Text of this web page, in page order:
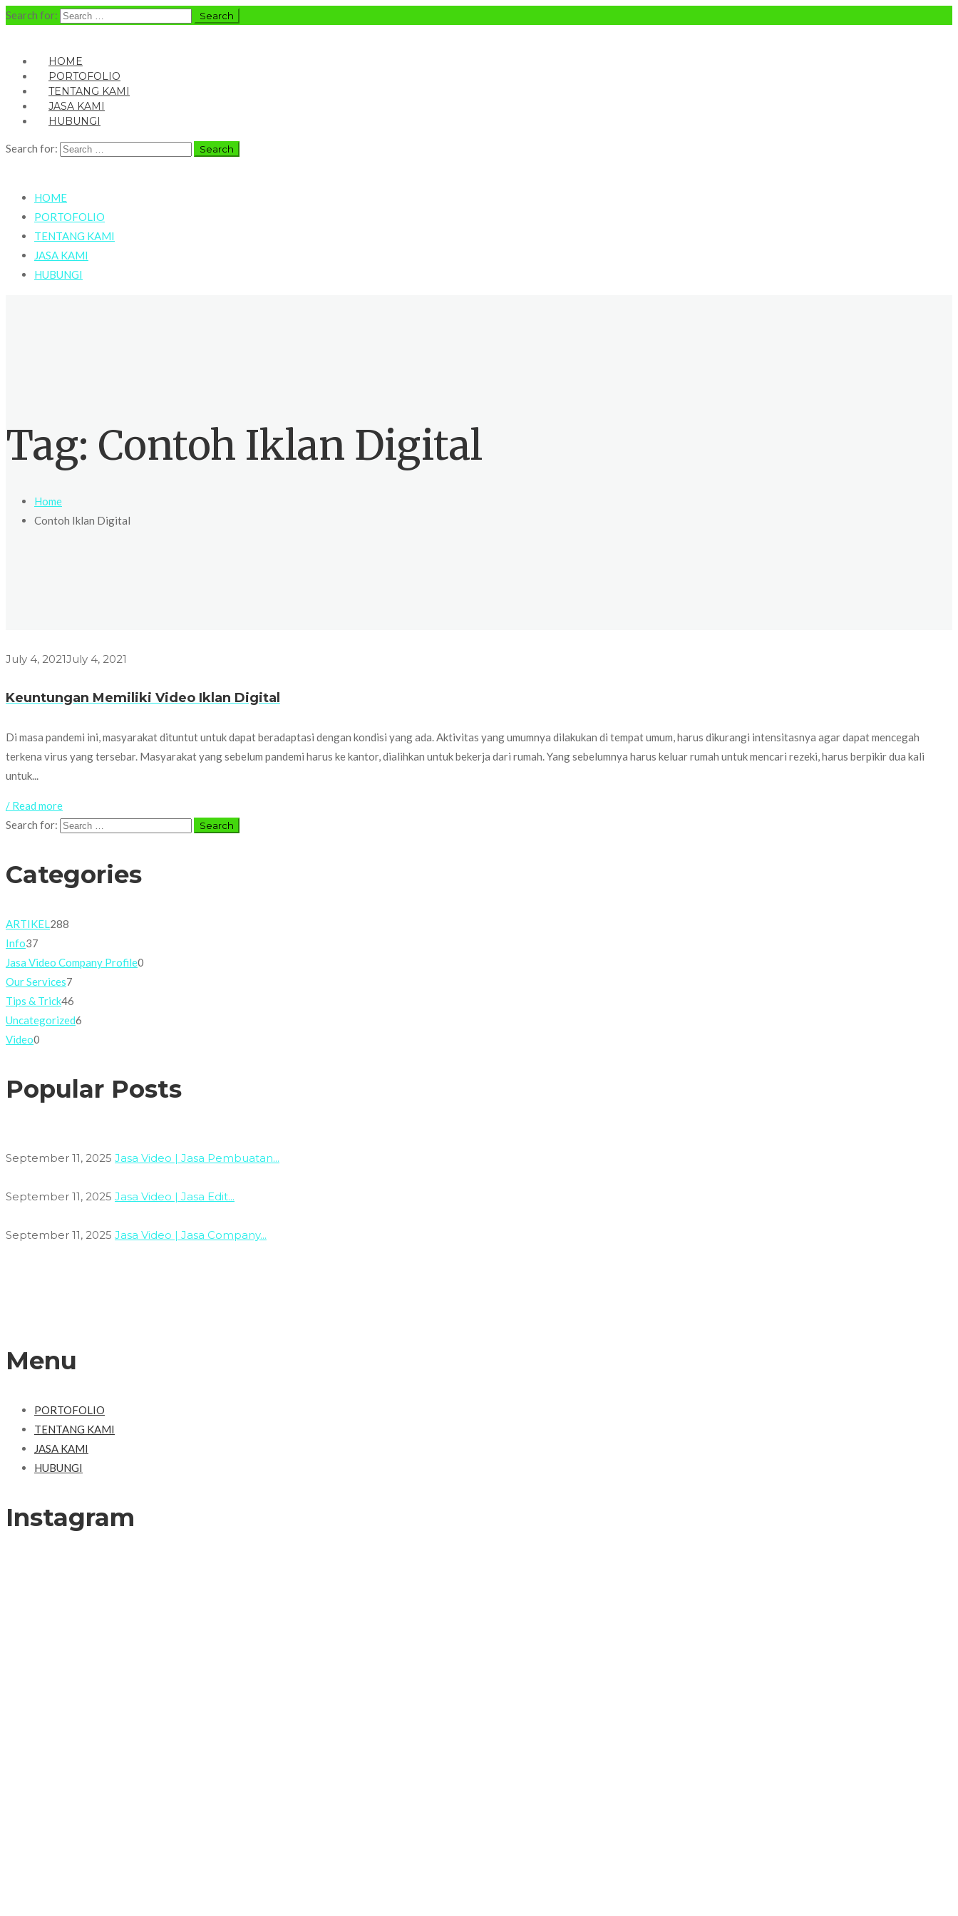
Search for:
HOME
PORTOFOLIO
TENTANG KAMI
JASA KAMI
HUBUNGI
Search for:
HOME
PORTOFOLIO
TENTANG KAMI
JASA KAMI
HUBUNGI
Tag: Contoh Iklan Digital
Home
Contoh Iklan Digital
July 4, 2021July 4, 2021
Keuntungan Memiliki Video Iklan Digital
Di masa pandemi ini, masyarakat dituntut untuk dapat beradaptasi dengan kondisi yang ada. Aktivitas yang umumnya dilakukan di tempat umum, harus dikurangi intensitasnya agar dapat mencegah
terkena virus yang tersebar. Masyarakat yang sebelum pandemi harus ke kantor, dialihkan untuk bekerja dari rumah. Yang sebelumnya harus keluar rumah untuk mencari rezeki, harus berpikir dua kali
untuk...
/ Read more
Search for:
Categories
ARTIKEL288
Info37
Jasa Video Company Profile0
Our Services7
Tips & Trick46
Uncategorized6
Video0
Popular Posts
September 11, 2025 Jasa Video | Jasa Pembuatan...
September 11, 2025 Jasa Video | Jasa Edit...
September 11, 2025 Jasa Video | Jasa Company...
Menu
PORTOFOLIO
TENTANG KAMI
JASA KAMI
HUBUNGI
Instagram